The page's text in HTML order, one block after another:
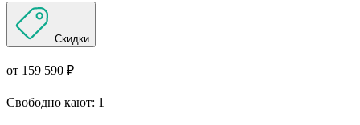
Скидки
от 159 590 ₽
Свободно кают: 1